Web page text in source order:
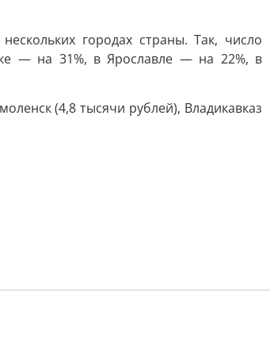
городах страны. Так, число
— на 31%, в Ярославле — на 22%, в
(4,8 тысячи рублей), Владикавказ